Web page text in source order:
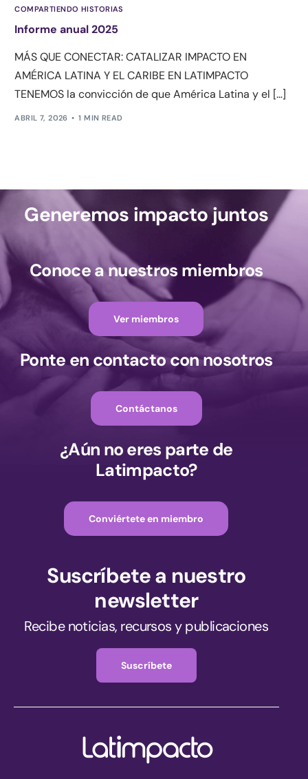
COMPARTIENDO HISTORIAS
Informe anual 2025
MÁS QUE CONECTAR: CATALIZAR IMPACTO EN
AMÉRICA LATINA Y EL CARIBE EN LATIMPACTO
TENEMOS la convicción de que América Latina y el […]
ABRIL 7, 2026 1 MIN READ
Generemos impacto juntos
Conoce a nuestros miembros
Ver miembros
Ponte en contacto con nosotros
Contáctanos
¿Aún no eres parte de
Latimpacto?
Conviértete en miembro
Suscríbete a nuestro
newsletter
Recibe noticias, recursos y publicaciones
Suscríbete